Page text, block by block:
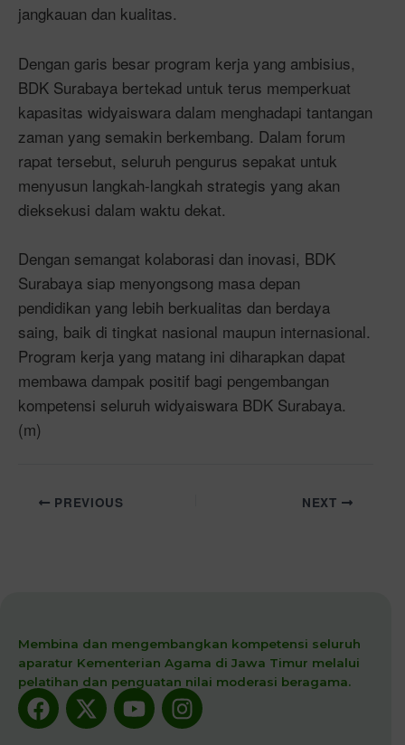
jangkauan dan kualitas.
Dengan garis besar program kerja yang ambisius,
BDK Surabaya bertekad untuk terus memperkuat
kapasitas widyaiswara dalam menghadapi tantangan
zaman yang semakin berkembang. Dalam forum
rapat tersebut, seluruh pengurus sepakat untuk
menyusun langkah-langkah strategis yang akan
dieksekusi dalam waktu dekat.
Dengan semangat kolaborasi dan inovasi, BDK
Surabaya siap menyongsong masa depan
pendidikan yang lebih berkualitas dan berdaya
saing, baik di tingkat nasional maupun internasional.
Program kerja yang matang ini diharapkan dapat
membawa dampak positif bagi pengembangan
kompetensi seluruh widyaiswara BDK Surabaya.
(m)
PREVIOUS NEXT
Membina dan mengembangkan kompetensi seluruh
aparatur Kementerian Agama di Jawa Timur melalui
pelatihan dan penguatan nilai moderasi beragama.
Facebook
X-
twitter
YoutubeInstagram